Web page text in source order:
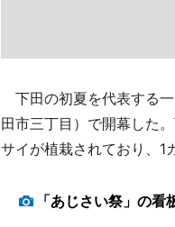
下田の初夏を代表する
田市三丁目）で開幕した
サイが植栽されており、1
「あじさい祭」の